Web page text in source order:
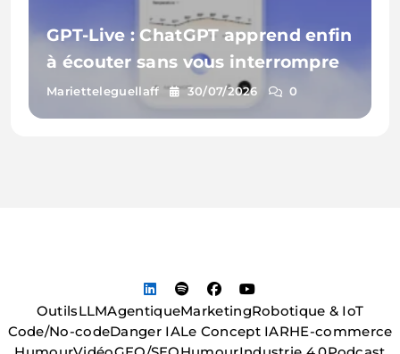
GPT-Live : ChatGPT apprend enfin
à écouter sans vous interrompre
Marietteleguellaff 30/07/2026 0
OutilsLLMAgentiqueMarketingRobotique & IoT
Code/No-codeDanger IALe Concept IARHE-commerce